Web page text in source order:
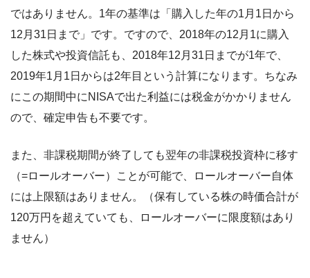
ではありません。1年の基準は「購入した年の1月1日から
12月31日まで」です。ですので、2018年の12月1に購入
した株式や投資信託も、2018年12月31日までが1年で、
2019年1月1日からは2年目という計算になります。ちなみ
にこの期間中にNISAで出た利益には税金がかかりません
ので、確定申告も不要です。
また、非課税期間が終了しても翌年の非課税投資枠に移す
（=ロールオーバー）ことが可能で、ロールオーバー自体
には上限額はありません。（保有している株の時価合計が
120万円を超えていても、ロールオーバーに限度額はあり
ません）